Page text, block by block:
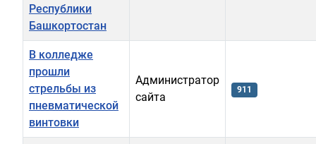
Республики
Башкортостан
В колледже
прошли
стрельбы из
пневматической
винтовки
Администратор
сайта
911